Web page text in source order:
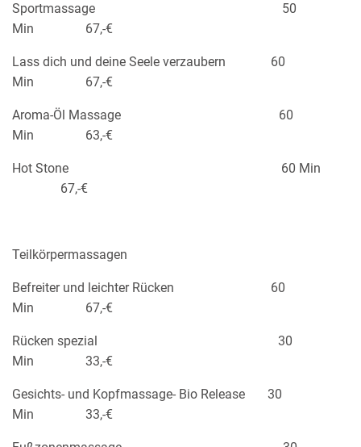
Sportmassage 50
Min 67,-€
Lass dich und deine Seele verzaubern 60
Min 67,-€
Aroma-Öl Massage 60
Min 63,-€
Hot Stone 60 Min
67,-€
Teilkörpermassagen
Befreiter und leichter Rücken 60
Min 67,-€
Rücken spezial 30
Min 33,-€
Gesichts- und Kopfmassage- Bio Release 30
Min 33,-€